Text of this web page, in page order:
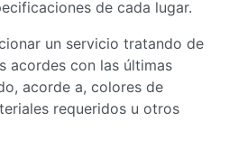
de cada lugar.
un servicio tratando de
acordes con las últimas
acorde a, colores de
requeridos u otros